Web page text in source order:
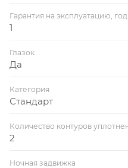
Гарантия на эксплуатацию, год
1
Глазок
Да
Категория
Стандарт
Количество контуров
2
Ночная задвижка